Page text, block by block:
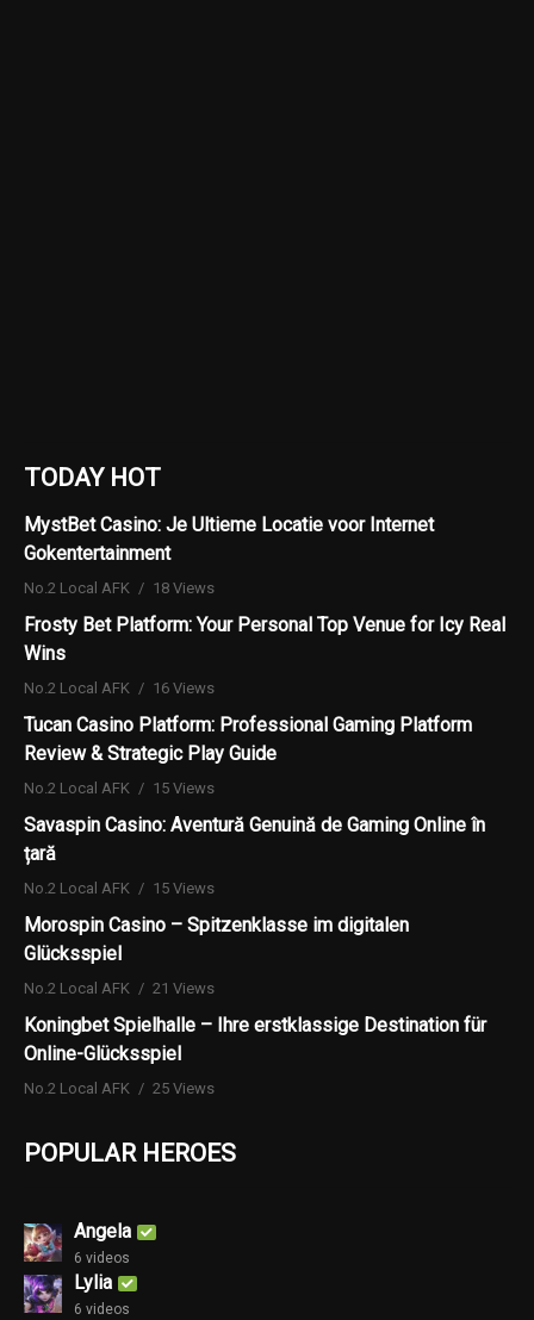
TODAY HOT
MystBet Casino: Je Ultieme Locatie voor Internet
Gokentertainment
No.2 Local AFK 18 Views
Frosty Bet Platform: Your Personal Top Venue for Icy Real
Wins
No.2 Local AFK 16 Views
Tucan Casino Platform: Professional Gaming Platform
Review & Strategic Play Guide
No.2 Local AFK 15 Views
Savaspin Casino: Aventură Genuină de Gaming Online în
țară
No.2 Local AFK 15 Views
Morospin Casino – Spitzenklasse im digitalen
Glücksspiel
No.2 Local AFK 21 Views
Koningbet Spielhalle – Ihre erstklassige Destination für
Online-Glücksspiel
No.2 Local AFK 25 Views
POPULAR HEROES
Angela
6 videos
Lylia
6 videos